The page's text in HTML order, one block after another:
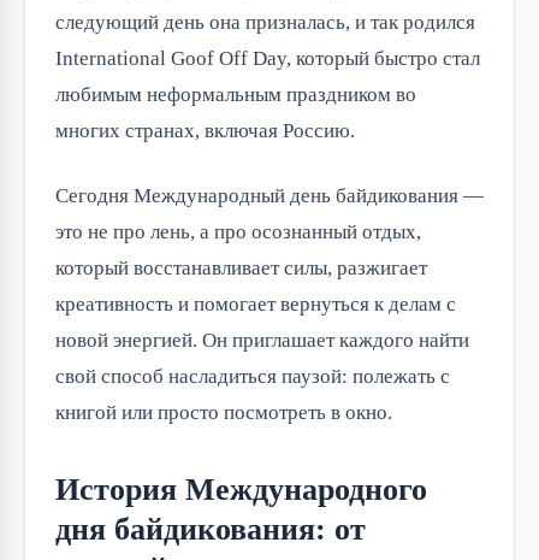
следующий день она призналась, и так родился
International Goof Off Day, который быстро стал
любимым неформальным праздником во
многих странах, включая Россию.
Сегодня Международный день байдикования —
это не про лень, а про осознанный отдых,
который восстанавливает силы, разжигает
креативность и помогает вернуться к делам с
новой энергией. Он приглашает каждого найти
свой способ насладиться паузой: полежать с
книгой или просто посмотреть в окно.
История Международного
дня байдикования: от